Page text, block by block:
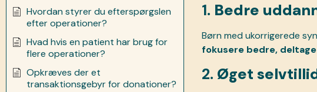
Hvordan styrer du efterspørgslen
efter operationer?
Hvad hvis en patient har brug for
flere operationer?
Opkræves der et
transaktionsgebyr for donationer?
1. Bedre
Børn med ukorrigerede
fokusere bedre,
2. Øget